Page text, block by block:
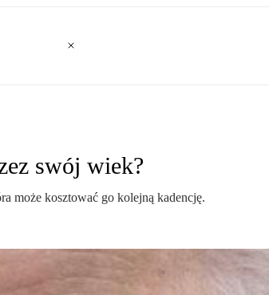
swój wiek?
może kosztować go kolejną kadencję.